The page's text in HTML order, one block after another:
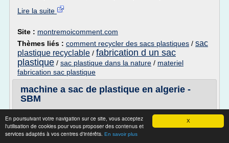
X
En poursuivant votre navigation sur ce site, vous acceptez
l'utilisation de cookies pour vous proposer des contenus et
services adaptés à vos centres d'intérêts. En savoir plus
Lire la suite
Site : montremoicomment.com
Thèmes liés : comment recycler des sacs plastiques / sac
plastique recyclable / fabrication d un sac
plastique / sac plastique dans la nature / materiel
fabrication sac plastique
machine a sac de plastique en algerie -
SBM
vente de couvert en plastique en algerie Petites annonces
... Trouver une petite annonce algerie rapidement et
simplement vente de couvert en plastique en algerie. ...